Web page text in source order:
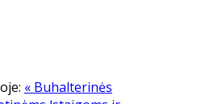
« Buhalterinės